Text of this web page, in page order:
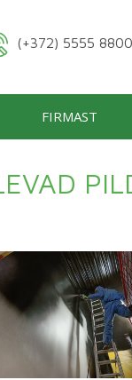
(+372) 5555 8800
FIRMAST